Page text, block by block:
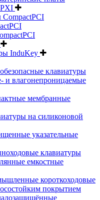
InduKey
клавиатуры
и влагонепроницаемые
мембранные
на силиконовой
указательные
клавиатуры
емкостные
короткоходовые
покрытием